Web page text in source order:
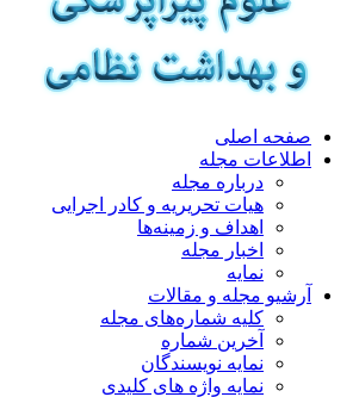
صفحه اصلی
اطلاعات مجله
درباره مجله
هیات تحریریه و کادر اجرایی
اهداف و زمینه‌ها
اخبار مجله
نمایه
آرشیو مجله و مقالات
کلیه شماره‌های مجله
آخرین شماره
نمایه نویسندگان
نمایه واژه های کلیدی